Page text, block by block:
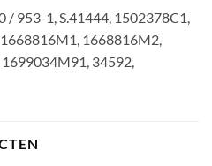
/ 953-1, S.41444, 1502378C1,
1668816M2,
34592,